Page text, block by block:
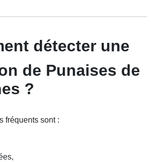
détecter une
de Punaises de
?
fréquents sont :